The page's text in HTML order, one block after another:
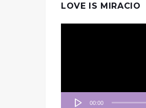
LOVE IS MIRACIO
00:00